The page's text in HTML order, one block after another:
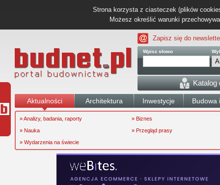
Strona korzysta z ciasteczek (plików
Możesz określić warunki
Zapisz się do
Wpisz słowo
Katalog
Aktualności Architektura Inwestycje Budowa
» Analizy, badania, raporty
» Biznes
» Nauka
» Przegląd prasy
» Wydarzenia na świecie